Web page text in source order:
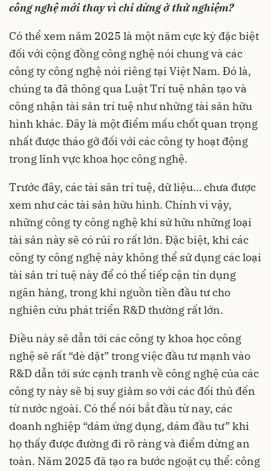
công nghệ mới thay vì chỉ dừng ở thử nghiệm?
Có thể xem năm 2025 là một năm cực kỳ đặc biệt
đối với cộng đồng công nghệ nói chung và các
công ty công nghệ nói riêng tại Việt Nam. Đó là,
chúng ta đã thông qua Luật Trí tuệ nhân tạo và
công nhận tài sản trí tuệ như những tài sản hữu
hình khác. Đây là một điểm mấu chốt quan trọng
nhất được tháo gỡ đối với các công ty hoạt động
trong lĩnh vực khoa học công nghệ.
Trước đây, các tài sản trí tuệ, dữ liệu… chưa được
xem như các tài sản hữu hình. Chính vì vậy,
những công ty công nghệ khi sử hữu những loại
tài sản này sẽ có rủi ro rất lớn. Đặc biệt, khi các
công ty công nghệ này không thể sử dụng các loại
tài sản trí tuệ này để có thể tiếp cận tín dụng
ngân hàng, trong khi nguồn tiền đầu tư cho
nghiên cứu phát triển R&D thường rất lớn.
Điều này sẽ dẫn tới các công ty khoa học công
nghệ sẽ rất “dè dặt” trong việc đầu tư mạnh vào
R&D dẫn tới sức cạnh tranh về công nghệ của các
công ty này sẽ bị suy giảm so với các đối thủ đến
từ nước ngoài. Có thể nói bắt đầu từ nay, các
doanh nghiệp “dám ứng dụng, dám đầu tư” khi
họ thấy được đường đi rõ ràng và điểm dừng an
toàn. Năm 2025 đã tạo ra bước ngoặt cụ thể: công